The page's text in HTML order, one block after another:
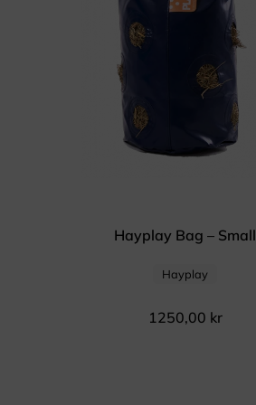
Hayplay Bag – Small
Hayplay
1250,00 kr